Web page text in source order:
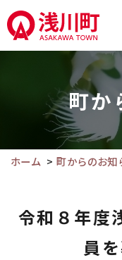
の
ペ
へ
文
町か
ホーム 町からのお知
令和８年度
員